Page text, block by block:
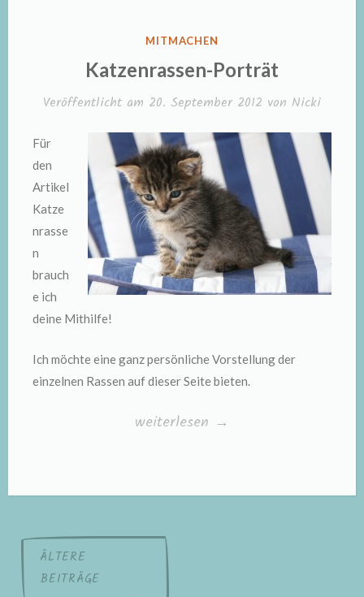
VERÖFFENTLICHT
MITMACHEN
Katzenrassen-Porträt
Veröffentlicht am 20. September 2012 von Nicki
Für
den
Artikel
Katze
nrasse
n
brauch
e ich
deine Mithilfe!
Ich möchte eine ganz persönliche Vorstellung der
einzelnen Rassen auf dieser Seite bieten.
„Katzenrassen-
weiterlesen →
Beitragsnavigation
ÄLTERE
BEITRÄGE